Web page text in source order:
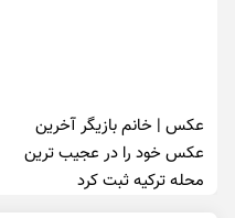
عکس | خانم بازیگر آخرین
عکس خود را در عجیب ترین
محله ترکیه ثبت کرد